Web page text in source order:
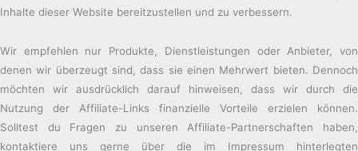
Inhalte dieser Website bereitzustellen und zu verbessern.
Wir empfehlen nur Produkte, Dienstleistungen oder Anbieter, von
denen wir überzeugt sind, dass sie einen Mehrwert bieten. Dennoch
möchten wir ausdrücklich darauf hinweisen, dass wir durch die
Nutzung der Affiliate-Links finanzielle Vorteile erzielen können.
Solltest du Fragen zu unseren Affiliate-Partnerschaften haben,
kontaktiere uns gerne über die im Impressum hinterlegten